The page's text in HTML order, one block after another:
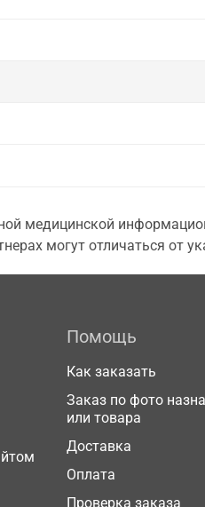
медицинской
могут отличаться от
Помощь
Как заказать
Заказ по фото
или товара
Доставка
Оплата
Проверка заказа